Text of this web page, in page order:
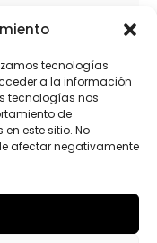
tecnologías
a la información
tecnologías nos
de
este sitio. No
afectar negativamente